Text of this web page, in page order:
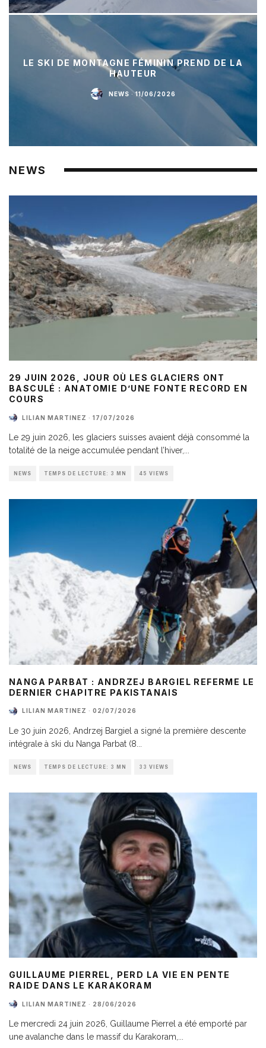
LE SKI DE MONTAGNE FÉMININ PREND DE LA
HAUTEUR
NEWS · 11/06/2026
NEWS
29 JUIN 2026, JOUR OÙ LES GLACIERS ONT
BASCULÉ : ANATOMIE D’UNE FONTE RECORD EN
COURS
LILIAN MARTINEZ · 17/07/2026
Le 29 juin 2026, les glaciers suisses avaient déjà consommé la
totalité de la neige accumulée pendant l’hiver,
NEWS TEMPS DE LECTURE: 3 MN 45 VIEWS
NANGA PARBAT : ANDRZEJ BARGIEL REFERME LE
DERNIER CHAPITRE PAKISTANAIS
LILIAN MARTINEZ · 02/07/2026
Le 30 juin 2026, Andrzej Bargiel a signé la première descente
intégrale à ski du Nanga Parbat (8
NEWS TEMPS DE LECTURE: 3 MN 33 VIEWS
GUILLAUME PIERREL, PERD LA VIE EN PENTE
RAIDE DANS LE KARAKORAM
LILIAN MARTINEZ · 28/06/2026
Le mercredi 24 juin 2026, Guillaume Pierrel a été emporté par
une avalanche dans le massif du Karakoram,...